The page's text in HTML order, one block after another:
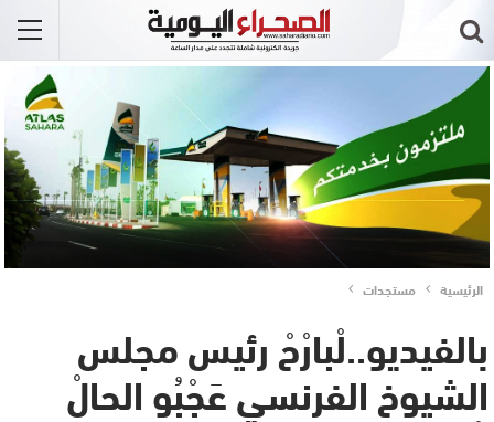
الرئيسية مستجدات
بالفيديو..لْبارْحْ رئيس مجلس
الشيوخ الفرنسي عَجْبُو الحالْ